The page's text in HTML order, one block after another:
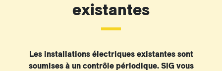
existantes
Les installations électriques existantes sont
soumises à un contrôle périodique. SIG vous